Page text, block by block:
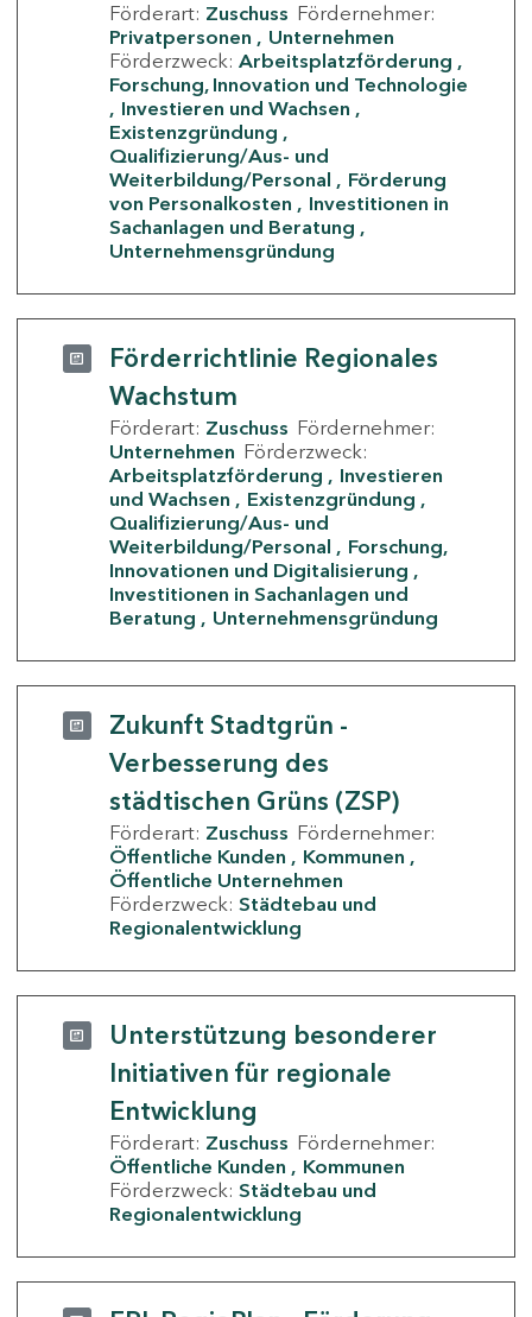
Förderart: Zuschuss Fördernehmer:
Privatpersonen
Unternehmen
Förderzweck: Arbeitsplatzförderung
Forschung, Innovation und Technologie
Investieren und Wachsen
Existenzgründung
Qualifizierung/Aus- und
Weiterbildung/Personal
Förderung
von Personalkosten
Investitionen in
Sachanlagen und Beratung
Unternehmensgründung
Förderrichtlinie Regionales
Wachstum
Förderart: Zuschuss Fördernehmer:
Unternehmen Förderzweck:
Arbeitsplatzförderung
Investieren
und Wachsen
Existenzgründung
Qualifizierung/Aus- und
Weiterbildung/Personal
Forschung,
Innovationen und Digitalisierung
Investitionen in Sachanlagen und
Beratung
Unternehmensgründung
Zukunft Stadtgrün -
Verbesserung des
städtischen Grüns (ZSP)
Förderart: Zuschuss Fördernehmer:
Öffentliche Kunden
Kommunen
Öffentliche Unternehmen
Förderzweck: Städtebau und
Regionalentwicklung
Unterstützung besonderer
Initiativen für regionale
Entwicklung
Förderart: Zuschuss Fördernehmer:
Öffentliche Kunden
Kommunen
Förderzweck: Städtebau und
Regionalentwicklung